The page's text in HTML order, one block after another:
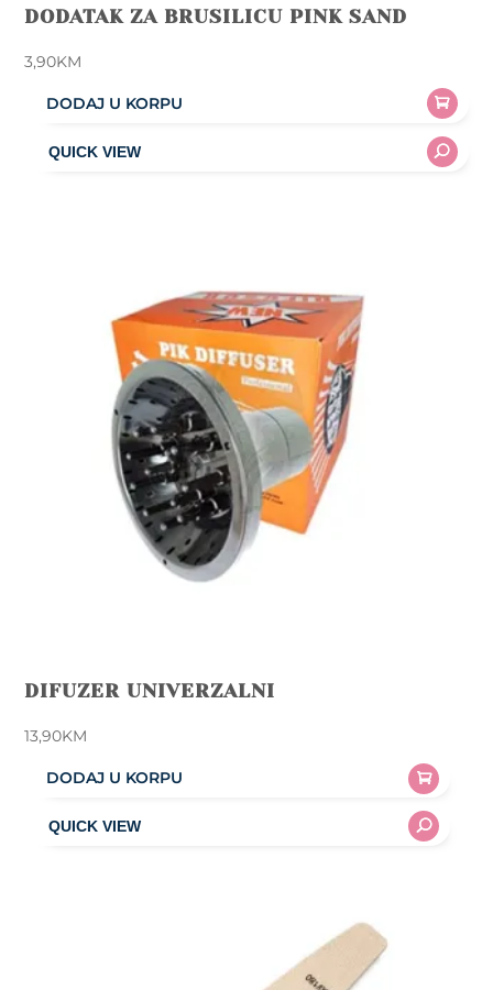
DODATAK ZA BRUSILICU PINK SAND
3,90KM
DODAJ U KORPU
DIFUZER UNIVERZALNI
13,90KM
DODAJ U KORPU